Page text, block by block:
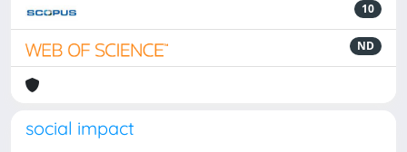
10
ND
social impact